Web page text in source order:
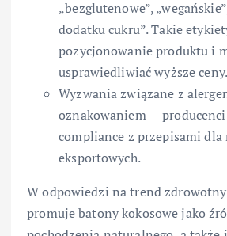
„bezglutenowe”,
dodatku cukru”. Takie
pozycjonowanie produktu i
usprawiedliwiać wyższe ceny.
Wyzwania związane z
oznakowaniem — producenci
compliance z przepisami dla
eksportowych.
W odpowiedzi na trend
promuje batony kokosowe jako